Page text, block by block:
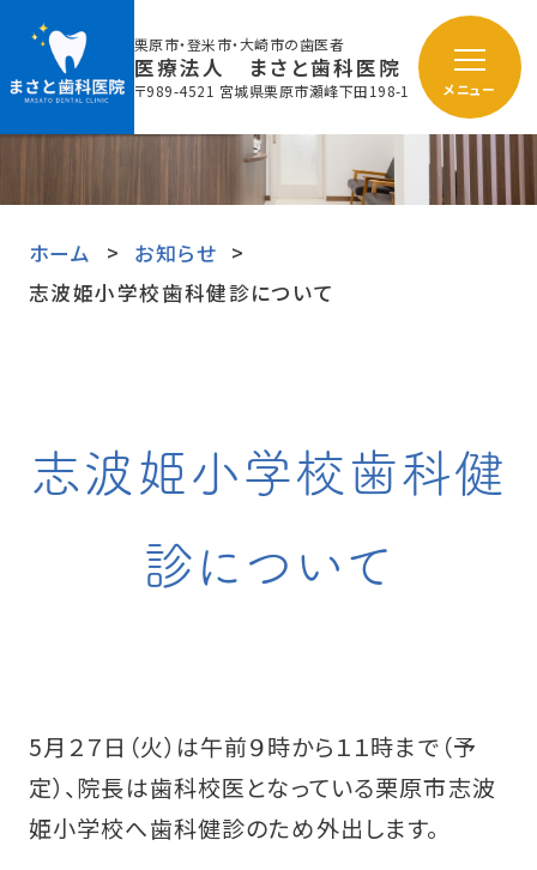
栗原市・登米市・大崎市の歯医者
医療法人 まさと歯科医院
〒989-4521 宮城県栗原市瀬峰下田198-1 メニュー
ホーム
お知らせ
志波姫小学校歯科健診について
志波姫小学校歯科健
診について
5月２７日（火）は午前９時から１１時まで（予
定）、院長は歯科校医となっている栗原市志波
姫小学校へ歯科健診のため外出します。